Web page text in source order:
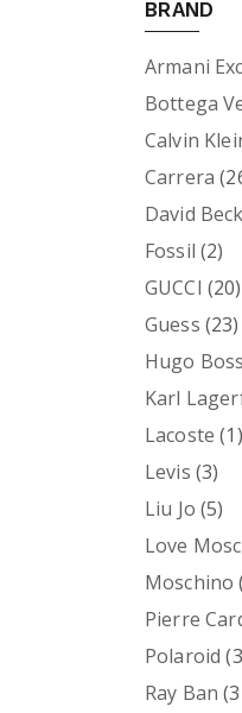
BRAND
Armani
Bottega
Calvin
Carrera
David
Fossil (2)
GUCCI (20)
Guess (23)
Hugo Boss
Karl
Lacoste (1)
Levis (3)
Liu Jo (5)
Love
Moschino
Pierre
Polaroid
Ray Ban